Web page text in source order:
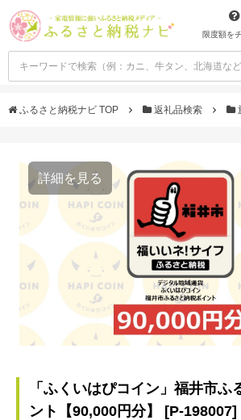
限度額を
ふるさと納税ナビ TOP 返礼品検索
詳細を見る
「ふくいはぴコイン」福井市ふ
ント【90,000円分】 [P-